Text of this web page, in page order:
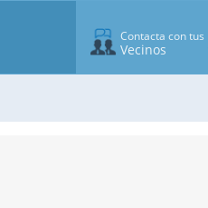
Contacta con tus
Vecinos